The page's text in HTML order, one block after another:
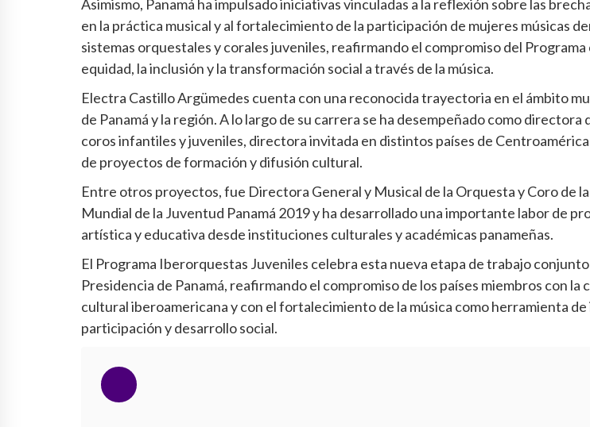
Asimismo, Panamá ha impulsado iniciativas vinculadas a la reflexión sobre las
en la práctica musical y al fortalecimiento de la participación de mujeres músicas
sistemas orquestales y corales juveniles, reafirmando el compromiso del Programa
equidad, la inclusión y la transformación social a través de la música.
Electra Castillo Argümedes cuenta con una reconocida trayectoria en el ámbito
de Panamá y la región. A lo largo de su carrera se ha desempeñado como directora
coros infantiles y juveniles, directora invitada en distintos países de
de proyectos de formación y difusión cultural.
Entre otros proyectos, fue Directora General y Musical de la Orquesta y Coro de
Mundial de la Juventud Panamá 2019 y ha desarrollado una importante labor de
artística y educativa desde instituciones culturales y académicas panameñas.
El Programa Iberorquestas Juveniles celebra esta nueva etapa de trabajo conjunto
Presidencia de Panamá, reafirmando el compromiso de los países miembros con la
cultural iberoamericana y con el fortalecimiento de la música como herramienta de
participación y desarrollo social.